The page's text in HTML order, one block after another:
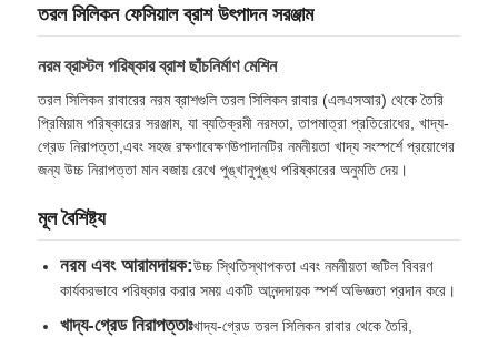
তরল সিলিকন ফেসিয়াল ব্রাশ উৎপাদন সরঞ্জাম
নরম ব্রাস্টল পরিষ্কার ব্রাশ ছাঁচনির্মাণ মেশিন
তরল সিলিকন রাবারের নরম ব্রাশগুলি তরল সিলিকন রাবার (এলএসআর) থেকে তৈরি
প্রিমিয়াম পরিষ্কারের সরঞ্জাম, যা ব্যতিক্রমী নরমতা, তাপমাত্রা প্রতিরোধের, খাদ্য-
গ্রেড নিরাপত্তা,এবং সহজ রক্ষণাবেক্ষণউপাদানটির নমনীয়তা খাদ্য সংস্পর্শে প্রয়োগের
জন্য উচ্চ নিরাপত্তা মান বজায় রেখে পুঙ্খানুপুঙ্খ পরিষ্কারের অনুমতি দেয়।
মূল বৈশিষ্ট্য
নরম এবং আরামদায়ক:উচ্চ স্থিতিস্থাপকতা এবং নমনীয়তা জটিল বিবরণ
কার্যকরভাবে পরিষ্কার করার সময় একটি আনন্দদায়ক স্পর্শ অভিজ্ঞতা প্রদান করে।
খাদ্য-গ্রেড নিরাপত্তাঃখাদ্য-গ্রেড তরল সিলিকন রাবার থেকে তৈরি,